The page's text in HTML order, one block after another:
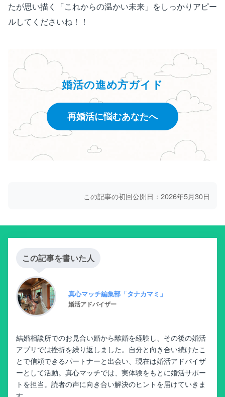
たが思い描く「これからの温かい未来」をしっかりアピー
ルしてくださいね！！
婚活の進め方ガイド
再婚活に悩むあなたへ
この記事の初回公開日：2026年5月30日
この記事を書いた人
真心マッチ編集部「タナカマミ」
婚活アドバイザー
結婚相談所でのお見合い婚から離婚を経験し、その後の婚活
アプリでは挫折を繰り返しました。自分と向き合い続けたこ
とで信頼できるパートナーと出会い、現在は婚活アドバイザ
ーとして活動。真心マッチでは、実体験をもとに婚活サポー
トを担当。読者の声に向き合い解決のヒントを届けていきま